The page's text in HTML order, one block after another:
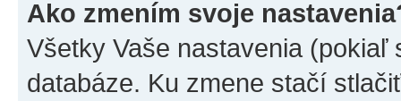
Ako zmením svoje
Všetky Vaše nastavenia
databáze. Ku zmene stačí